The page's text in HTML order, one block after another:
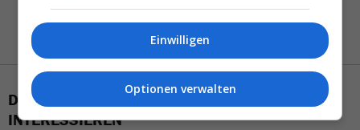
DAS KÖNNTE SIE AUCH
INTERESSIEREN
Einwilligen
Optionen verwalten